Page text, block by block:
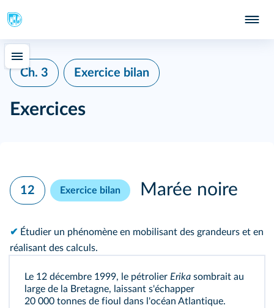
Ch. 3 Exercice bilan
Exercices
12 Exercice bilan Marée noire
✔ Étudier un phénomène en mobilisant des grandeurs et en
réalisant des calculs.
Le 12 décembre 1999, le pétrolier Erika sombrait au
large de la Bretagne, laissant s'échapper
20 000 tonnes de fioul dans l'océan Atlantique.